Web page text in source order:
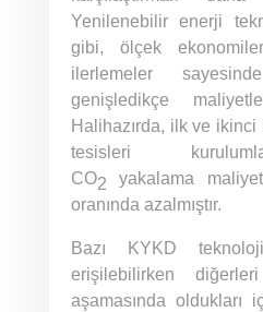
Yenilenebilir enerji
gibi, ölçek
ilerlemeler
genişledikçe
Halihazırda, ilk ve
tesisleri
CO2 yakalama
oranında azalmıştır.
Bazı KYKD
erişilebilirken
aşamasında oldukları